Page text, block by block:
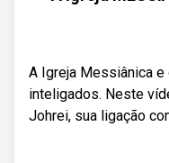
A Igreja Messiânica
inteligados. Neste
Johrei, sua ligação